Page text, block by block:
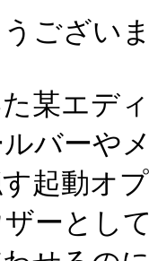
ござい
某エデ
バーや
起動オ
ーとし